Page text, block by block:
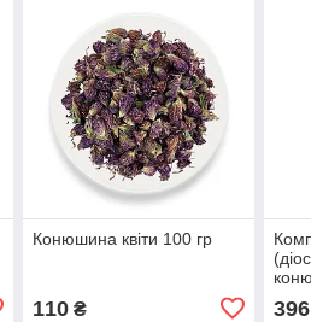
Конюшина квіти 100 гр
110₴ 396